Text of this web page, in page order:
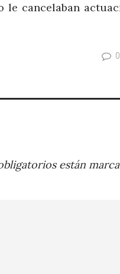
le cancelaban
están